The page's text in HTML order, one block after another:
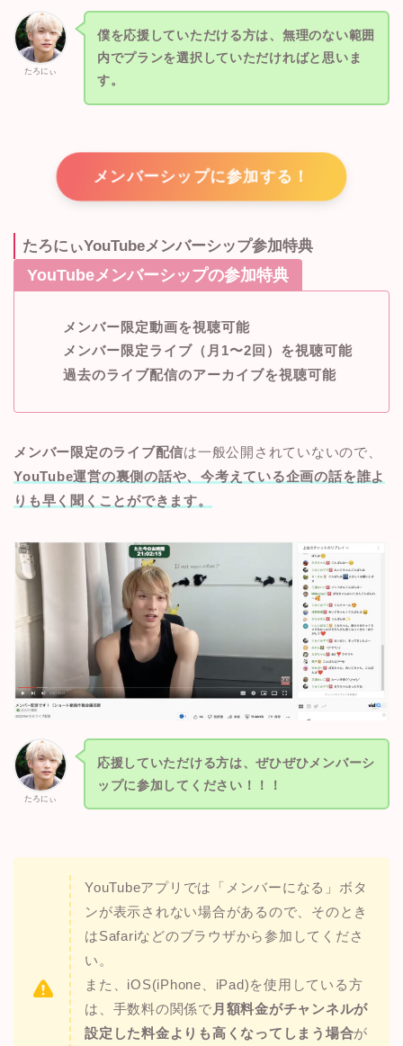
たろにぃ
僕を応援していただける方は、無理のない範囲
内でプランを選択していただければと思いま
す。
メンバーシップに参加する！
たろにぃYouTubeメンバーシップ参加特典
YouTubeメンバーシップの参加特典
メンバー限定動画を視聴可能
メンバー限定ライブ（月1〜2回）を視聴可能
過去のライブ配信のアーカイブを視聴可能
メンバー限定のライブ配信は一般公開されていないので、
YouTube運営の裏側の話や、今考えている企画の話を誰よ
りも早く聞くことができます。
たろにぃ
応援していただける方は、ぜひぜひメンバーシ
ップに参加してください！！！
YouTubeアプリでは「メンバーになる」ボタ
ンが表示されない場合があるので、そのとき
はSafariなどのブラウザから参加してくださ
い。
また、iOS(iPhone、iPad)を使用している方
は、手数料の関係で 月額料金がチャンネルが
設定した料金よりも高くなってしまう場合が